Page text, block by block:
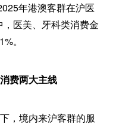
年港澳客群在沪医
医美、牙科类消费金
。
费两大主线
，境内来沪客群的服